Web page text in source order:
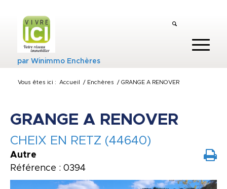
parWinimmo Enchères
Vous êtes ici : Accueil / Enchères / GRANGE A RENOVER
GRANGE A RENOVER
CHEIX EN RETZ (44640)
Autre
Référence : 0394